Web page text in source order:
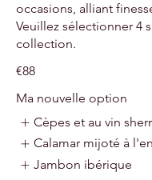
occasions, alliant
Veuillez sélectionner 4
collection.
€88
Ma nouvelle option
Cèpes et au vin
Calamar mijoté à
Jambon ibérique